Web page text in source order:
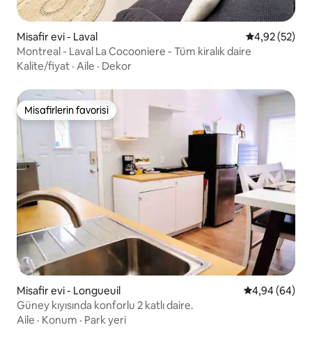
Misafir evi - Laval 5 üzerinden
4,92 (52)
Montreal - Laval La Cocooniere - Tüm kiralık daire
Kalite/fiyat · Aile · Dekor
Misafirlerin favorisi
Misafirlerin favorisi
Misafir evi - Longueuil 5 üzerinden
4,94 (64)
Güney kıyısında konforlu 2 katlı daire.
Aile · Konum · Park yeri